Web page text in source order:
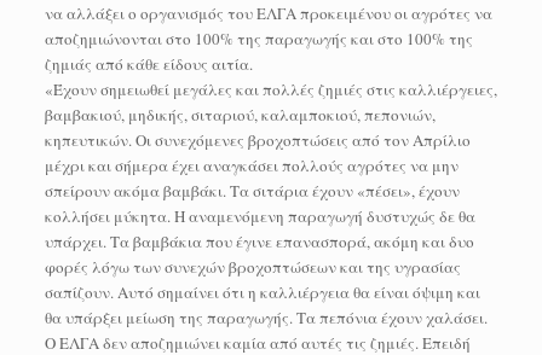
να αλλάξει ο οργανισμός του ΕΛΓΑ προκειμένου οι αγρότες να
αποζημιώνονται στο 100% της παραγωγής και στο 100% της
ζημιάς από κάθε είδους αιτία.
«Έχουν σημειωθεί μεγάλες και πολλές ζημιές στις καλλιέργειες,
βαμβακιού, μηδικής, σιταριού, καλαμποκιού, πεπονιών,
κηπευτικών. Οι συνεχόμενες βροχοπτώσεις από τον Απρίλιο
μέχρι και σήμερα έχει αναγκάσει πολλούς αγρότες να μην
σπείρουν ακόμα βαμβάκι. Τα σιτάρια έχουν «πέσει», έχουν
κολλήσει μύκητα. Η αναμενόμενη παραγωγή δυστυχώς δε θα
υπάρχει. Τα βαμβάκια που έγινε επανασπορά, ακόμη και δυο
φορές λόγω των συνεχών βροχοπτώσεων και της υγρασίας
σαπίζουν. Αυτό σημαίνει ότι η καλλιέργεια θα είναι όψιμη και
θα υπάρξει μείωση της παραγωγής. Τα πεπόνια έχουν χαλάσει.
Ο ΕΛΓΑ δεν αποζημιώνει καμία από αυτές τις ζημιές. Επειδή